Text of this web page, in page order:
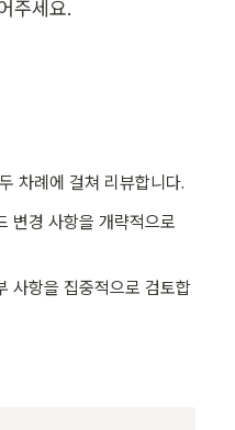
주세요.
차례에 걸쳐 리뷰합니다.
변경 사항을 개략적으로
사항을 집중적으로 검토합